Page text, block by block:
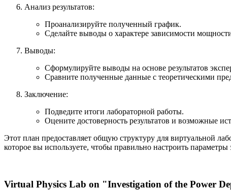
Анализ результатов:
Проанализируйте полученный график.
Сделайте выводы о характере зависимости
Выводы:
Сформулируйте выводы на основе результатов
Сравните полученные данные с теоретическими
Заключение:
Подведите итоги лабораторной работы.
Оцените достоверность результатов и возможные
Этот план предоставляет общую структуру для виртуальной
которое вы используете, чтобы правильно настроить параметры
Virtual Physics Lab on "Investigation of the Power